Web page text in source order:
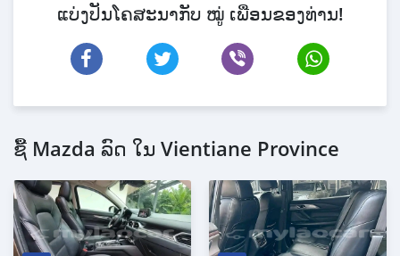
ແບ່ງປັນໂຄສະນາກັບ ໝູ່ ເພື່ອນຂອງທ່ານ!
ຊື້ Mazda ລົດ ໃນ Vientiane Province